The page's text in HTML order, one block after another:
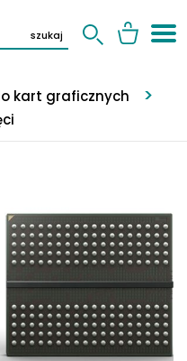
kart graficznych